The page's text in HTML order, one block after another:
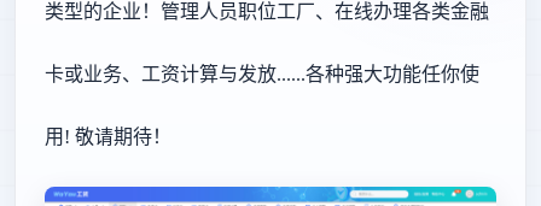
类型的企业！管理人员职位工厂、在线办理各类金融
卡或业务、工资计算与发放......各种强大功能任你使
用! 敬请期待！